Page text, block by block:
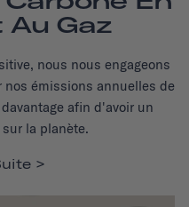
Au Gaz
nous nous engageons
nos émissions annuelles de
afin d'avoir un
la planète.